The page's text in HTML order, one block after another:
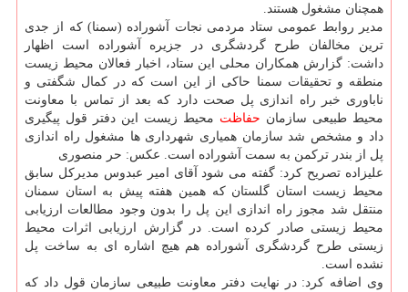
همچنان مشغول هستند.
مدیر روابط عمومی ستاد مردمی نجات آشوراده (سمنا) كه از جدی
ترین مخالفان طرح گردشگری در جزیره آشوراده است اظهار
داشت: ‎گزارش همكاران محلی این ستاد، اخبار فعالان محیط زیست
منطقه و تحقیقات سمنا حاكی از این است كه در كمال شگفتی و
ناباوری خبر راه اندازی پل صحت دارد كه بعد از تماس با معاونت
محیط طبیعی سازمان حفاظت محیط زیست این دفتر قول پیگیری
داد و مشخص شد سازمان همیاری شهرداری ها مشغول راه اندازی
پل از بندر تركمن به سمت آشوراده است. عكس: حر منصوری
علیزاده تصریح كرد: گفته می شود آقای امیر عبدوس مدیركل سابق
محیط زیست استان گلستان كه همین هفته پیش به استان سمنان
منتقل شد مجوز راه اندازی این پل را بدون وجود مطالعات ارزیابی
محیط زیستی صادر كرده است. در گزارش ارزیابی اثرات محیط
زیستی طرح گردشگری آشوراده هم هیچ اشاره ای به ساخت پل
نشده است.
وی اضافه كرد: ‎در نهایت دفتر معاونت طبیعی سازمان قول داد كه